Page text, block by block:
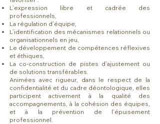
L’expression libre et cadrée des
professionnels,
La régulation d’équipe,
L’identification des mécanismes relationnels ou
organisationnels en jeu,
Le développement de compétences réflexives
et éthiques,
La co-construction de pistes d’ajustement ou
de solutions transférables.
Animées avec rigueur, dans le respect de la
confidentialité et du cadre déontologique, elles
participent activement à la qualité des
accompagnements, à la cohésion des équipes,
et à la prévention de l’épuisement
professionnel.